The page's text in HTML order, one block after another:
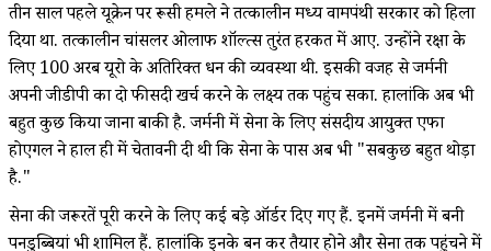
तीन साल पहले यूक्रेन पर रूसी हमले ने तत्कालीन मध्य वामपंथी सरकार को हिला
दिया था. तत्कालीन चांसलर ओलाफ शॉल्त्स तुरंत हरकत में आए. उन्होंने रक्षा के
लिए 100 अरब यूरो के अतिरिक्त धन की व्यवस्था थी. इसकी वजह से जर्मनी
अपनी जीडीपी का दो फीसदी खर्च करने के लक्ष्य तक पहुंच सका. हालांकि अब भी
बहुत कुछ किया जाना बाकी है. जर्मनी में सेना के लिए संसदीय आयुक्त एफा
होएगल ने हाल ही में चेतावनी दी थी कि सेना के पास अब भी "सबकुछ बहुत थोड़ा
है."
सेना की जरूरतें पूरी करने के लिए कई बड़े ऑर्डर दिए गए हैं. इनमें जर्मनी में बनी